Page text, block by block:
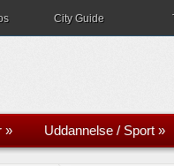
City Guide
» Uddannelse / Sport »